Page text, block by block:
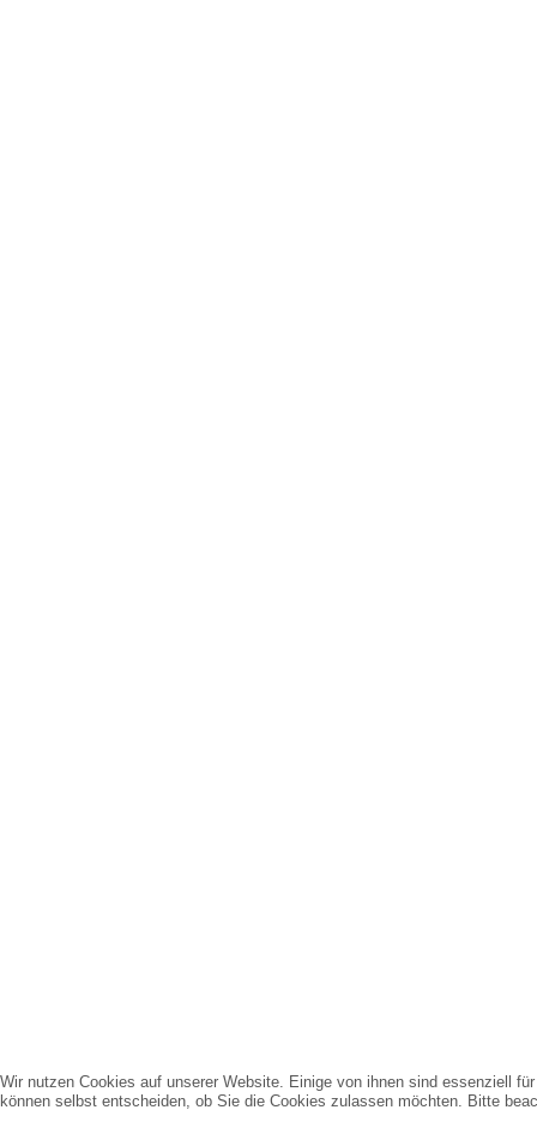
Wir nutzen Cookies auf unserer Website. Einige von ihnen sind essenziell
können selbst entscheiden, ob Sie die Cookies zulassen möchten. Bitte